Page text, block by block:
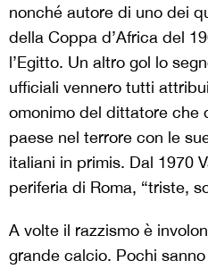
nonché autore di uno dei
della Coppa d’Africa del
l’Egitto. Un altro gol lo
ufficiali vennero tutti
omonimo del dittatore che
paese nel terrore con le
italiani in primis. Dal 1970
periferia di Roma, “triste,
A volte il razzismo è
grande calcio. Pochi